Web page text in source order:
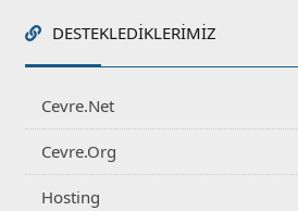
DESTEKLEDIKLERIMIZ
Cevre.Net
Cevre.Org
Hosting